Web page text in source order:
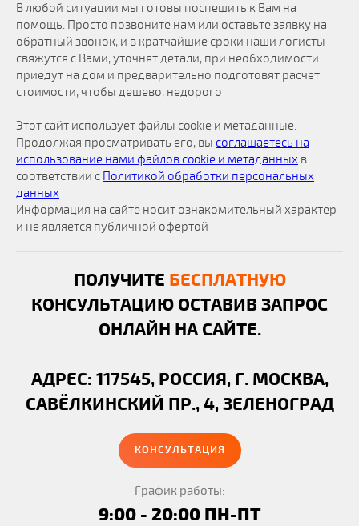
В любой ситуации мы готовы поспешить к Вам на
помощь. Просто позвоните нам или оставьте заявку на
обратный звонок, и в кратчайшие сроки наши логисты
свяжутся с Вами, уточнят детали, при необходимости
приедут на дом и предварительно подготовят расчет
стоимости, чтобы дешево, недорого
Этот сайт использует файлы cookie и метаданные.
Продолжая просматривать его, вы соглашаетесь на
использование нами файлов cookie и метаданных в
соответствии с Политикой обработки персональных
данных
Информация на сайте носит ознакомительный характер
и не является публичной офертой
ПОЛУЧИТЕ БЕСПЛАТНУЮ
КОНСУЛЬТАЦИЮ ОСТАВИВ ЗАПРОС
ОНЛАЙН НА САЙТЕ.
АДРЕС: 117545, РОССИЯ, Г. МОСКВА,
САВЁЛКИНСКИЙ ПР., 4, ЗЕЛЕНОГРАД
КОНСУЛЬТАЦИЯ
График работы:
9:00 - 20:00 ПН-ПТ